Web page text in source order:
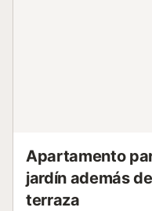
Apartamento
jardín además
terraza